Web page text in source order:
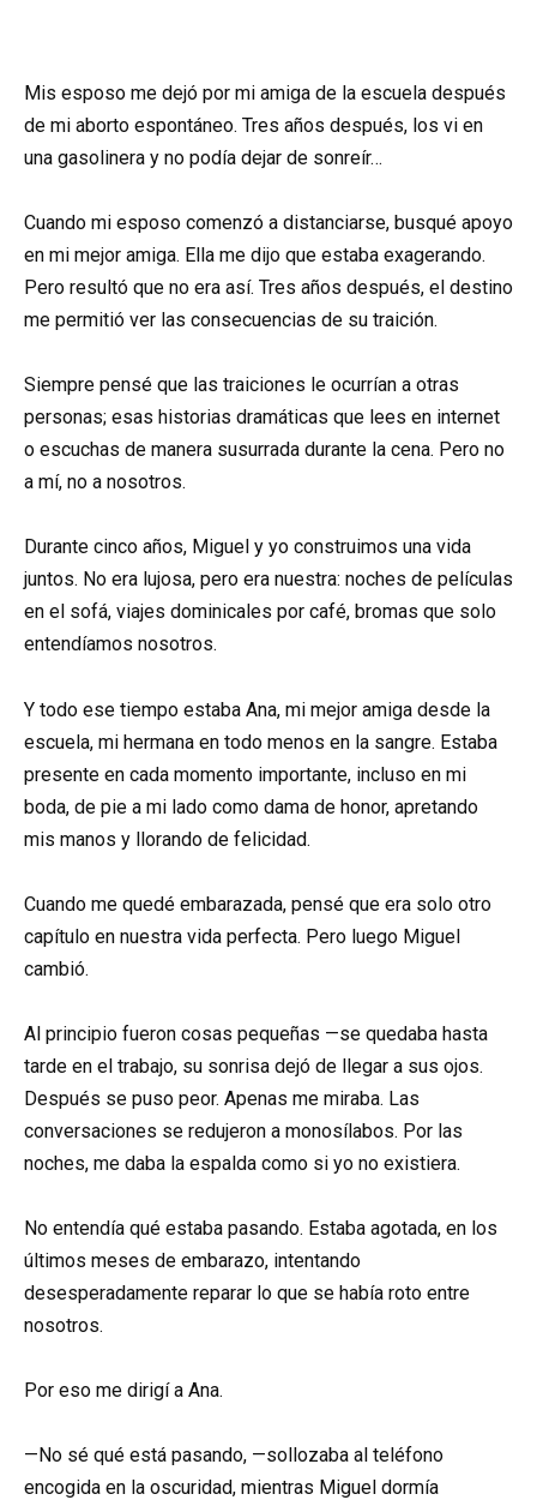
Mis esposo me dejó por mi amiga de la escuela después
de mi aborto espontáneo. Tres años después, los vi en
una gasolinera y no podía dejar de sonreír…
Cuando mi esposo comenzó a distanciarse, busqué apoyo
en mi mejor amiga. Ella me dijo que estaba exagerando.
Pero resultó que no era así. Tres años después, el destino
me permitió ver las consecuencias de su traición.
Siempre pensé que las traiciones le ocurrían a otras
personas; esas historias dramáticas que lees en internet
o escuchas de manera susurrada durante la cena. Pero no
a mí, no a nosotros.
Durante cinco años, Miguel y yo construimos una vida
juntos. No era lujosa, pero era nuestra: noches de películas
en el sofá, viajes dominicales por café, bromas que solo
entendíamos nosotros.
Y todo ese tiempo estaba Ana, mi mejor amiga desde la
escuela, mi hermana en todo menos en la sangre. Estaba
presente en cada momento importante, incluso en mi
boda, de pie a mi lado como dama de honor, apretando
mis manos y llorando de felicidad.
Cuando me quedé embarazada, pensé que era solo otro
capítulo en nuestra vida perfecta. Pero luego Miguel
cambió.
Al principio fueron cosas pequeñas —se quedaba hasta
tarde en el trabajo, su sonrisa dejó de llegar a sus ojos.
Después se puso peor. Apenas me miraba. Las
conversaciones se redujeron a monosílabos. Por las
noches, me daba la espalda como si yo no existiera.
No entendía qué estaba pasando. Estaba agotada, en los
últimos meses de embarazo, intentando
desesperadamente reparar lo que se había roto entre
nosotros.
Por eso me dirigí a Ana.
—No sé qué está pasando, —sollozaba al teléfono
encogida en la oscuridad, mientras Miguel dormía